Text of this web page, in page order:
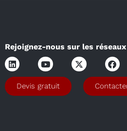
Rejoignez-nous sur les
Devis gratuit